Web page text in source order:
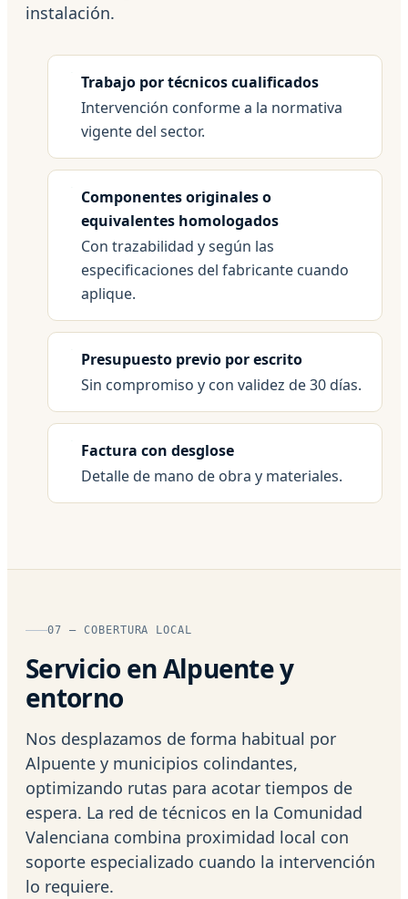
instalación.
Trabajo por técnicos cualificados
Intervención conforme a la normativa
vigente del sector.
Componentes originales o
equivalentes homologados
Con trazabilidad y según las
especificaciones del fabricante cuando
aplique.
Presupuesto previo por escrito
Sin compromiso y con validez de 30 días.
Factura con desglose
Detalle de mano de obra y materiales.
07 — COBERTURA LOCAL
Servicio en Alpuente y
entorno
Nos desplazamos de forma habitual por
Alpuente y municipios colindantes,
optimizando rutas para acotar tiempos de
espera. La red de técnicos en la Comunidad
Valenciana combina proximidad local con
soporte especializado cuando la intervención
lo requiere.